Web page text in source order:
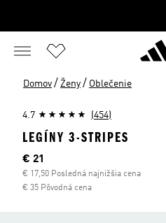
Domov / Ženy / Oblečenie
4.7 (454)
LEGÍNY 3-STRIPES
Aktuálna cena
€ 21
€ 17,50 Posledná najnižšia cena
€ 35 Pôvodná cena